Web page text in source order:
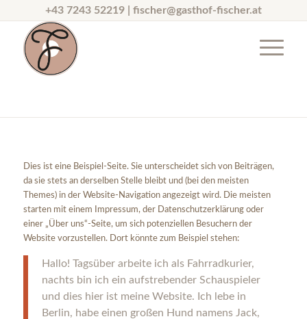
+43 7243 52219 | fischer@gasthof-fischer.at
Dies ist eine Beispiel-Seite. Sie unterscheidet sich von Beiträgen,
da sie stets an derselben Stelle bleibt und (bei den meisten
Themes) in der Website-Navigation angezeigt wird. Die meisten
starten mit einem Impressum, der Datenschutzerklärung oder
einer „Über uns“-Seite, um sich potenziellen Besuchern der
Website vorzustellen. Dort könnte zum Beispiel stehen:
Hallo! Tagsüber arbeite ich als Fahrradkurier,
nachts bin ich ein aufstrebender Schauspieler
und dies hier ist meine Website. Ich lebe in
Berlin, habe einen großen Hund namens Jack,